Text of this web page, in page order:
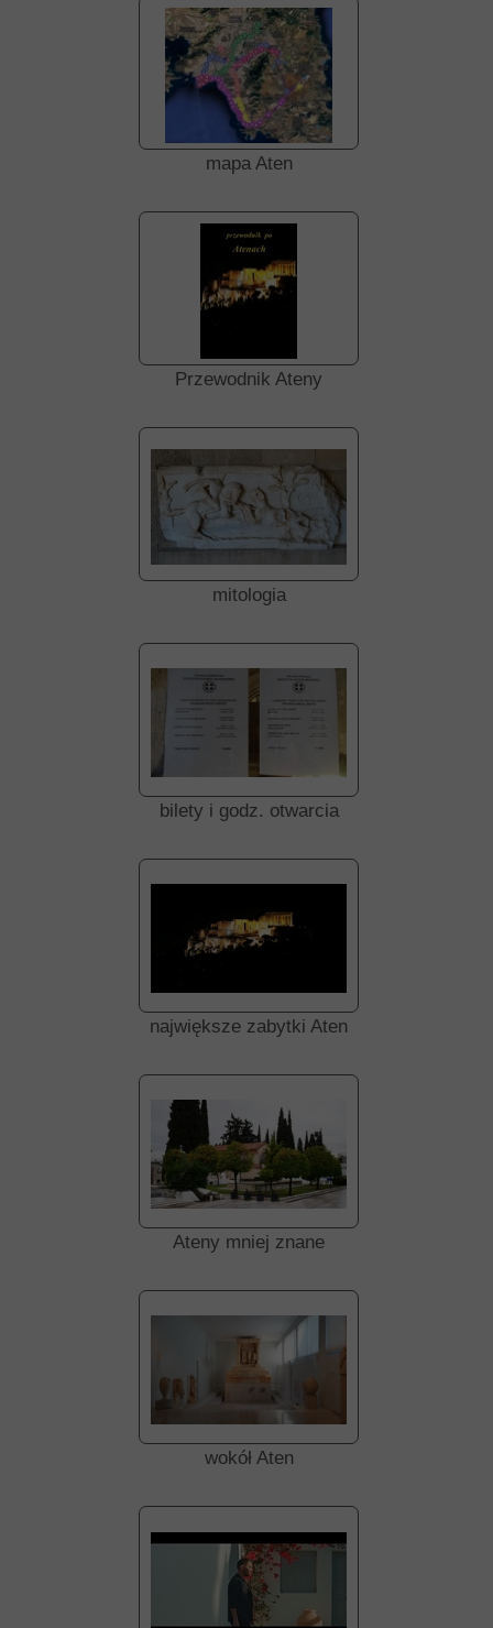
mapa Aten
Przewodnik Ateny
mitologia
bilety i godz. otwarcia
największe zabytki Aten
Ateny mniej znane
wokół Aten